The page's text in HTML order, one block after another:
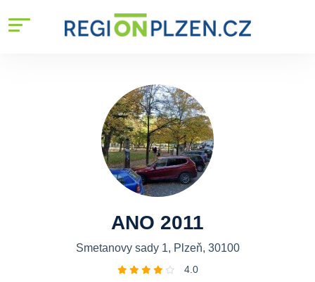
ANO 2011
Smetanovy sady 1, Plzeň, 30100
4.0